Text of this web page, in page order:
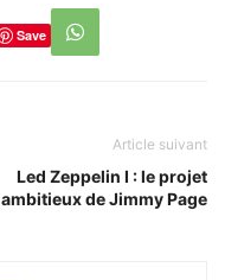
Save
Article suivant
Led Zeppelin I : le projet
ambitieux de Jimmy Page